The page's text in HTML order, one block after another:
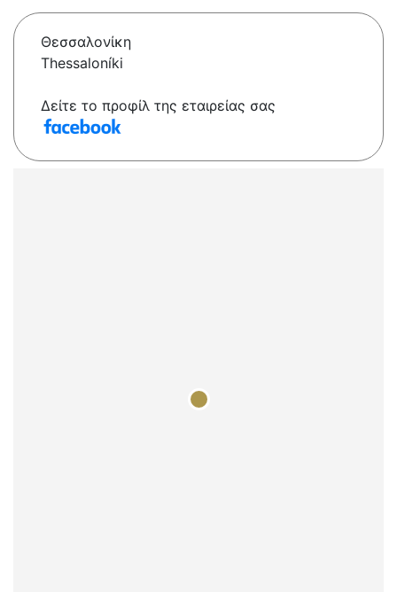
Θεσσαλονίκη
Thessaloníki
Δείτε το προφίλ της εταιρείας σας